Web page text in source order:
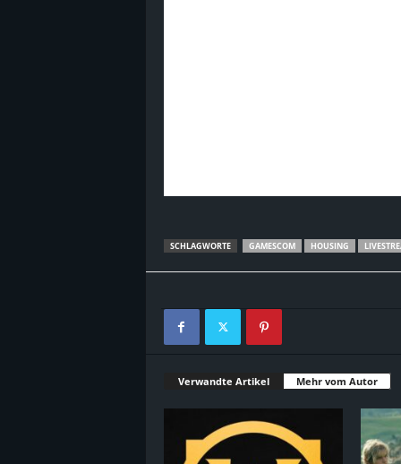
SCHLAGWORTE GAMESCOM HOUSING
Verwandte Artikel Mehr vom Autor